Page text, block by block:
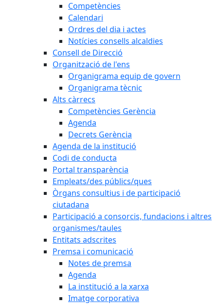
Competències
Calendari
Ordres del dia i actes
Notícies consells alcaldies
Consell de Direcció
Organització de l'ens
Organigrama equip de govern
Organigrama tècnic
Alts càrrecs
Competències Gerència
Agenda
Decrets Gerència
Agenda de la institució
Codi de conducta
Portal transparència
Empleats/des públics/ques
Òrgans consultius i de participació
ciutadana
Participació a consorcis, fundacions i altres
organismes/taules
Entitats adscrites
Premsa i comunicació
Notes de premsa
Agenda
La institució a la xarxa
Imatge corporativa